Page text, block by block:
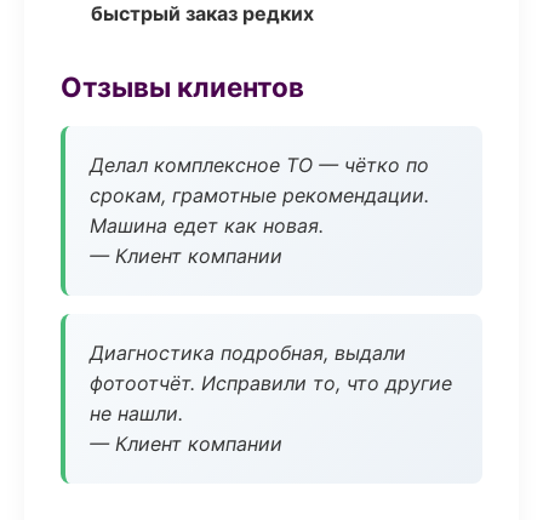
быстрый заказ редких
Отзывы клиентов
Делал комплексное ТО — чётко по
срокам, грамотные рекомендации.
Машина едет как новая.
— Клиент компании
Диагностика подробная, выдали
фотоотчёт. Исправили то, что другие
не нашли.
— Клиент компании